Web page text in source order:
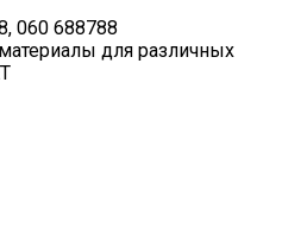
060 688788
для различных